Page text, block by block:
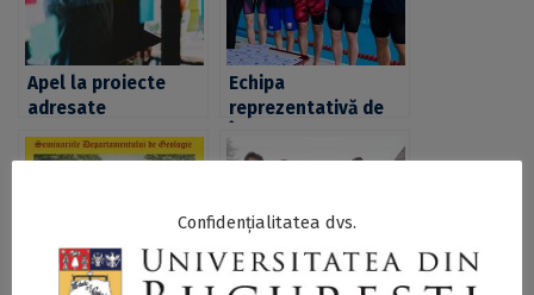
Apel la proiecte
adresate
studenților și
asociațiilor
antreprenoriatului
și a societății
antreprenoriale
Echipa
reprezentativă de
din București,
Național Universitar
de Înot
Confidențialitatea dvs.